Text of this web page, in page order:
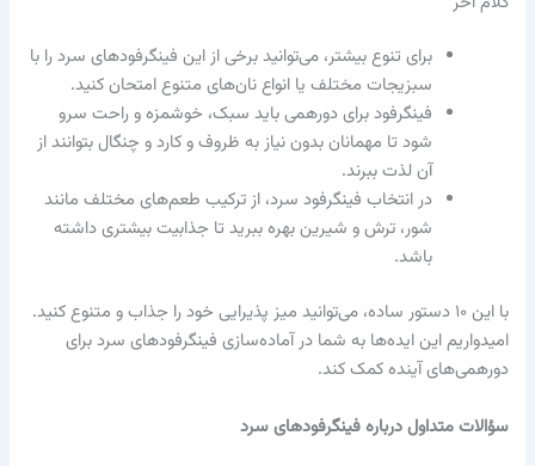
برای تنوع بیشتر، می‌توانید برخی از این فینگرفودهای سرد را با
سبزیجات مختلف یا انواع نان‌های متنوع امتحان کنید.
فینگرفود برای دورهمی باید سبک، خوشمزه و راحت سرو
شود تا مهمانان بدون نیاز به ظروف و کارد و چنگال بتوانند از
آن لذت ببرند.
در انتخاب فینگرفود سرد، از ترکیب طعم‌های مختلف مانند
شور، ترش و شیرین بهره ببرید تا جذابیت بیشتری داشته
باشد.
با این ۱۰ دستور ساده، می‌توانید میز پذیرایی خود را جذاب و متنوع کنید.
امیدواریم این ایده‌ها به شما در آماده‌سازی فینگرفودهای سرد برای
دورهمی‌های آینده کمک کند.
سؤالات متداول درباره فینگرفودهای سرد